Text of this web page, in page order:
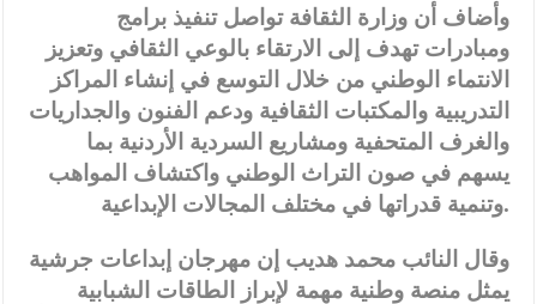
وأضاف أن وزارة الثقافة تواصل تنفيذ برامج
ومبادرات تهدف إلى الارتقاء بالوعي الثقافي وتعزيز
الانتماء الوطني من خلال التوسع في إنشاء المراكز
التدريبية والمكتبات الثقافية ودعم الفنون والجداريات
والغرف المتحفية ومشاريع السردية الأردنية بما
يسهم في صون التراث الوطني واكتشاف المواهب
وتنمية قدراتها في مختلف المجالات الإبداعية.
وقال النائب محمد هديب إن مهرجان إبداعات جرشية
يمثل منصة وطنية مهمة لإبراز الطاقات الشبابية